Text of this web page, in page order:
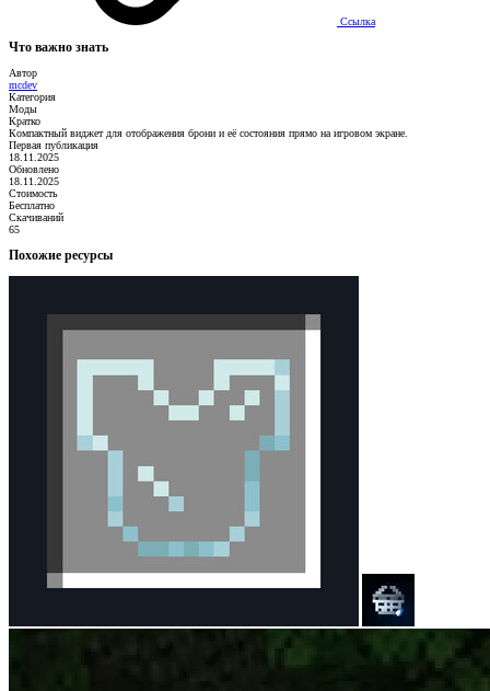
Ссылка
Что важно знать
Автор
mcdev
Категория
Моды
Кратко
Компактный виджет для отображения брони и её состояния прямо на игровом экране.
Первая публикация
18.11.2025
Обновлено
18.11.2025
Стоимость
Бесплатно
Скачиваний
65
Похожие ресурсы